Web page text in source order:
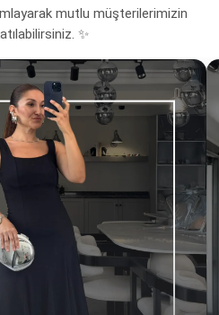
mutlu müşterilerimizin
✨